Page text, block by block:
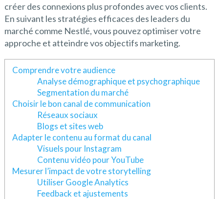
créer des connexions plus profondes avec vos clients.
En suivant les stratégies efficaces des leaders du
marché comme Nestlé, vous pouvez optimiser votre
approche et atteindre vos objectifs marketing.
Comprendre votre audience
Analyse démographique et psychographique
Segmentation du marché
Choisir le bon canal de communication
Réseaux sociaux
Blogs et sites web
Adapter le contenu au format du canal
Visuels pour Instagram
Contenu vidéo pour YouTube
Mesurer l’impact de votre storytelling
Utiliser Google Analytics
Feedback et ajustements